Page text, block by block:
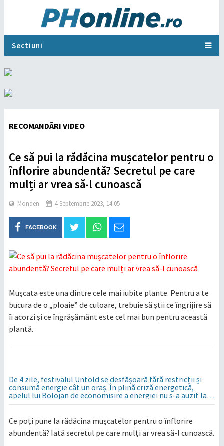
Sectiuni
RECOMANDĂRI VIDEO
Ce să pui la rădăcina mușcatelor pentru o
înflorire abundentă? Secretul pe care
mulți ar vrea să-l cunoască
Monden 4 Septembrie 2023, 14:05
FACEBOOK
Mușcata este una dintre cele mai iubite plante. Pentru a te
bucura de o „ploaie” de culoare, trebuie să știi ce îngrijire să
îi acorzi și ce îngrășământ este cel mai bun pentru această
plantă.
De 4 zile, festivalul Untold se desfășoară fără restricții și
consumă energie cât un oraș. În plină criză energetică,
apelul lui Bolojan de economisire a energiei nu s-a auzit la
Cluj, în orașul condus de colegul de partid, Emil Boc
Ce poți pune la rădăcina mușcatelor pentru o înflorire
abundentă? Iată secretul pe care mulți ar vrea să-l cunoască.